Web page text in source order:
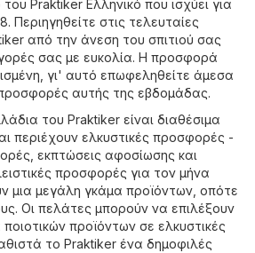
Praktiker Ελληνικό που ισχύει για
Περιηγηθείτε στις τελευταίες
από την άνεση του σπιτιού σας
σας με ευκολία. Η προσφορά
γι' αυτό επωφεληθείτε άμεσα
αυτής της εβδομάδας.
του Praktiker είναι διαθέσιμα
περιέχουν ελκυστικές προσφορές -
εκπτώσεις αφοσίωσης και
προσφορές για τον μήνα
μια μεγάλη γκάμα προϊόντων, οπότε
Οι πελάτες μπορούν να επιλέξουν
προϊόντων σε ελκυστικές
το Praktiker ένα δημοφιλές